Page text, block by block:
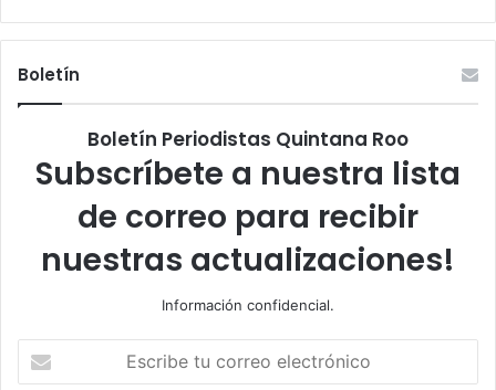
Boletín
Boletín Periodistas Quintana Roo
Subscríbete a nuestra lista
de correo para recibir
nuestras actualizaciones!
Información confidencial.